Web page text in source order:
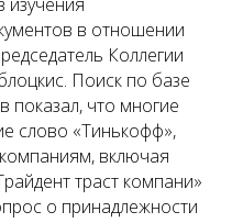
в отношении
Коллегии
Поиск по базе
показал, что многие
слово «Тинькофф»,
включая
траст компани»
о принадлежности